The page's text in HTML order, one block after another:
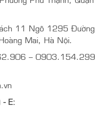
sản phẩm, đổi mới khi
thiết bị đi kèm: Camera
Tp. Hồ Chí Minh.
hotline bên dưới để nhận
thiết bị tốt nhất nhé!
DỊCH VỤ KT PHÚC